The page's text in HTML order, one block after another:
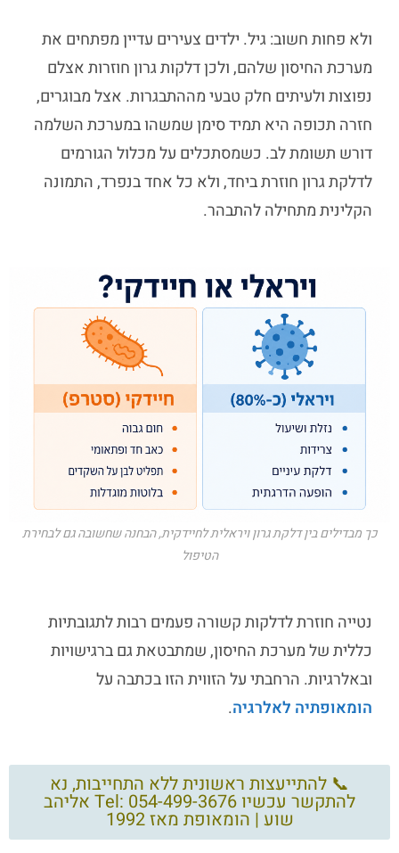
ולא פחות חשוב: גיל. ילדים צעירים עדיין מפתחים את
מערכת החיסון שלהם, ולכן דלקות גרון חוזרות אצלם
נפוצות ולעיתים חלק טבעי מההתבגרות. אצל מבוגרים,
חזרה תכופה היא תמיד סימן שמשהו במערכת השלמה
דורש תשומת לב. כשמסתכלים על מכלול הגורמים
לדלקת גרון חוזרת ביחד, ולא כל אחד בנפרד, התמונה
הקלינית מתחילה להתבהר.
כך מבדילים בין דלקת גרון ויראלית לחיידקית, הבחנה שחשובה גם לבחירת
הטיפול
נטייה חוזרת לדלקות קשורה פעמים רבות לתגובתיות
כללית של מערכת החיסון, שמתבטאת גם ברגישויות
ובאלרגיות. הרחבתי על הזווית הזו בכתבה על
הומאופתיה לאלרגיה.
📞 להתייעצות ראשונית ללא התחייבות, נא
להתקשר עכשיו Tel: 054-499-3676 אליהב
שוע | הומאופת מאז 1992